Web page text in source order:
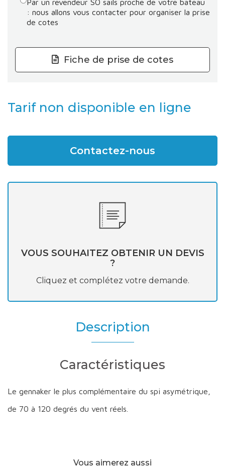
Par un revendeur SO sails proche de votre bateau
: nous allons vous contacter pour organiser la prise
de cotes
Fiche de prise de cotes
Tarif non disponible en ligne
Contactez-nous
VOUS SOUHAITEZ OBTENIR UN DEVIS
?
Cliquez et complétez votre demande.
Description
Caractéristiques
Le gennaker le plus complémentaire du spi asymétrique,
de 70 à 120 degrés du vent réels.
Vous aimerez aussi